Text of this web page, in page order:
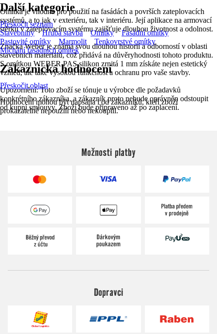
Omítka je vhodná pro použití na fasádách a površích zateplovacích
systémů, a to jak v exteriéru, tak v interiéru. Její aplikace na armovací
stěrku v zateplovacím systému zajišťuje dlouhou životnost a odolnost.
Značka Weber je známá svou dlouhou historií a odborností v oblasti
stavebních materiálů, což přidává na důvěryhodnosti tohoto produktu.
S omítkou WEBER.PAS silikon zrnitá 1 mm získáte nejen estetický
vzhled, ale také vysokou funkčnost a ochranu pro vaše stavby.
Upozornění: Toto zboží se tónuje u výrobce dle požadavků
konkrétního zákazníka, a zákazník proto nebude oprávněn odstoupit
od kupní smlouvy. Zboží bude připraveno až po zaplacení.
Další kategorie
Přeskočit seznam
Stavebniny
Hrubá stavba Omítky
Fasádní omítky
Pastovité omítky
Marmolit
Tenkovrstvé omítky
Míchání fasádních omítek
Zákaznická hodnocení
Přeskočit oblast
Hodnocení mohou být napsána i od zákazníků, kteří zboží
prokazatelně nepoužili nebo nekoupili.
Možnosti platby
Dopravci